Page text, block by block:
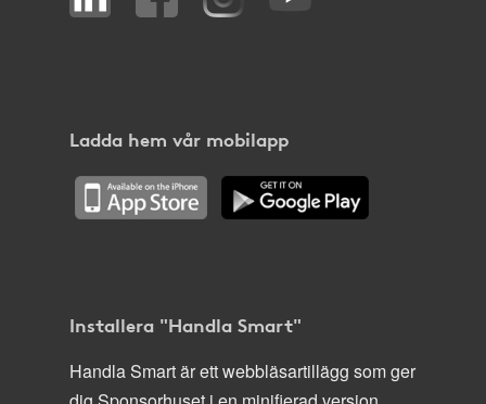
Ladda hem vår mobilapp
Installera "Handla Smart"
Handla Smart är ett webbläsartillägg som ger